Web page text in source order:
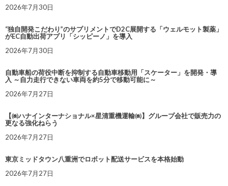
2026年7月30日
“独自開発こだわり”のサプリメントでD2C展開する「ウェルモット製薬」
がEC自動出荷アプリ「シッピーノ」を導入
2026年7月30日
自動車船の荷役中断を抑制する自動車移動用「スケーター」を開発・導
入 ～自力走行できない車両を約5分で移動可能に～
2026年7月27日
【㈱ハナインターナショナル×星清重機運輸㈱】グループ会社で販売力の
更なる強化ねらう
2026年7月27日
東京ミッドタウン八重洲でロボット配送サービスを本格始動
2026年7月27日